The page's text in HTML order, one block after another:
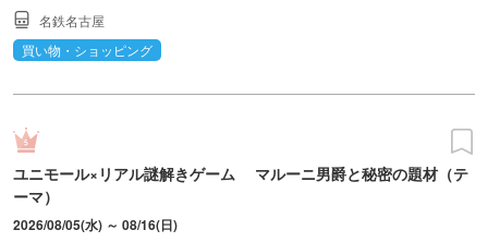
名鉄名古屋
買い物・ショッピング
ユニモール×リアル謎解きゲーム マルーニ男爵と秘密の題材（テ
ーマ）
2026/08/05(水) ～ 08/16(日)